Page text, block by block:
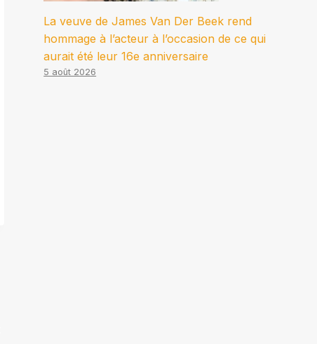
La veuve de James Van Der Beek rend
hommage à l’acteur à l’occasion de ce qui
aurait été leur 16e anniversaire
5 août 2026